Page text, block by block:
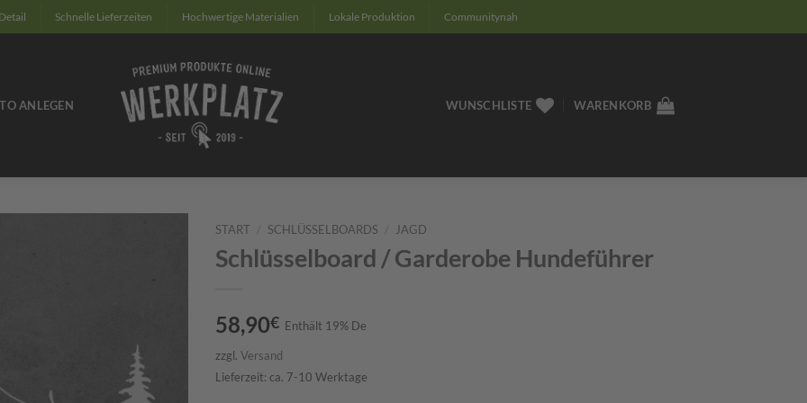
Schnelle Lieferzeiten Hochwertige Materialien Lokale Produktion Communitynah
ANLEGEN WUNSCHLISTE WARENKORB
START SCHLÜSSELBOARDS JAGD
Schlüsselboard / Garderobe Hundeführer
58,90€ Enthält 19% De
zzgl. Versand
Lieferzeit: ca. 7-10 Werktage